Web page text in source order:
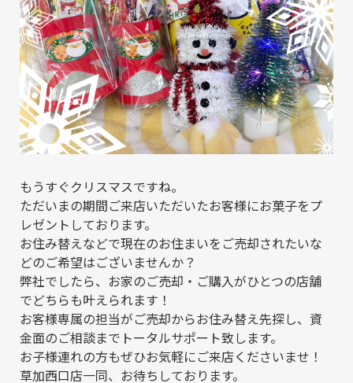
もうすぐクリスマスですね。
ただいまの期間ご来店いただいたお客様にお菓子をプ
レゼントしております。
お住み替えなどで現在のお住まいをご売却されたいな
どのご希望はございませんか？
弊社でしたら、お家のご売却・ご購入がひとつの店舗
でどちらも叶えられます！
お客様専属の担当がご売却からお住み替え先探し、資
金面のご相談までトータルサポート致します。
お子様連れの方もぜひお気軽にご来店くださいませ！
草加西口店一同、お待ちしております。